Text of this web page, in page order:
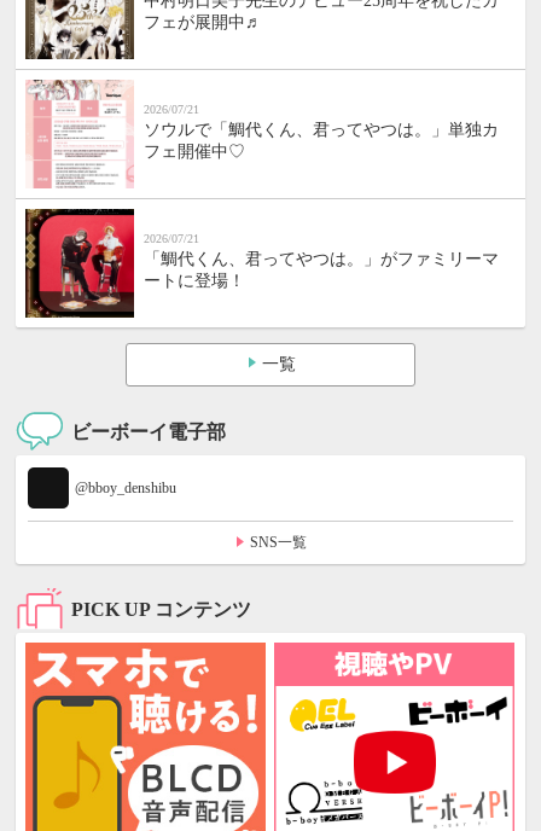
フェが展開中♬
2026/07/21
ソウルで「鯛代くん、君ってやつは。」単独カ
フェ開催中♡
2026/07/21
「鯛代くん、君ってやつは。」がファミリーマ
ートに登場！
一覧
ビーボーイ電子部
@bboy_denshibu
SNS一覧
PICK UP コンテンツ